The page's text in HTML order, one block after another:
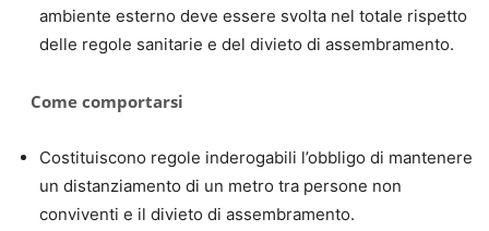
ambiente esterno deve essere svolta nel totale rispetto
delle regole sanitarie e del divieto di assembramento.
Come comportarsi
Costituiscono regole inderogabili l’obbligo di mantenere
un distanziamento di un metro tra persone non
conviventi e il divieto di assembramento.